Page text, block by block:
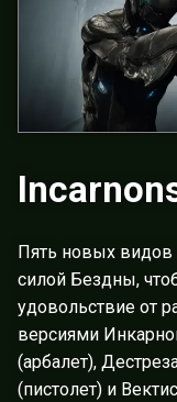
Пять новых
силой Бездны,
удовольствие от
версиями
(арбалет),
(пистолет) и